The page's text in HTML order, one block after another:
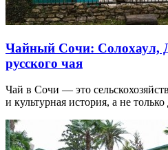
Чайный Сочи: Солохаул,
русского чая
Чай в Сочи — это
и культурная история, а не только